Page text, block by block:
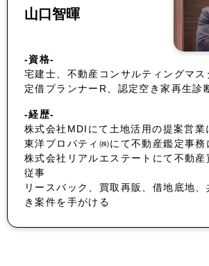
山口智暉
-資格-
宅建士、不動産コンサルティングマス
定借プランナーR、認定空き家再生診
-経歴-
株式会社MDIにて土地活用の提案営業
東洋プロパティ㈱にて不動産鑑定事務
株式会社リアルエステートにて不動産
従事
リースバック、買取再販、借地底地、
き案件を手がける